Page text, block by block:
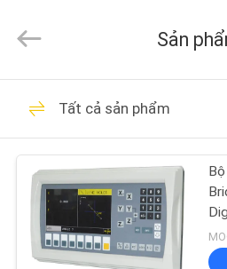
TRANG
CHỦ
CÁC
SẢN
PHẨM
Zhuhai
Easson
Ltd..
Reserved.
Bộ mã hóa
tuyến tính
Sản
Tất cả sản phẩm